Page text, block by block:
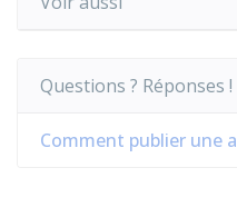
Questions ? Réponses !
Comment publier une